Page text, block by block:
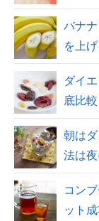
バナ
を上
ダイ
底比
朝は
法は夜
コン
ット